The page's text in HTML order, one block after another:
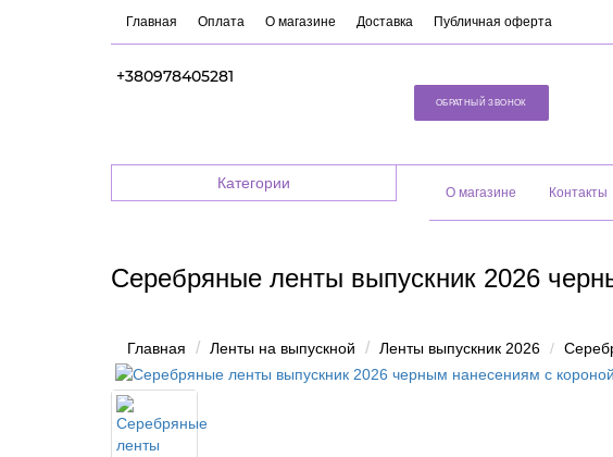
Главная Оплата О магазине Доставка Публичная оферта
+380978405281
ОБРАТНЫЙ ЗВОНОК
O магазине Контакты
Категории
Серебряные ленты выпускник 2026
Главная Ленты на выпускной Ленты выпускник 2026